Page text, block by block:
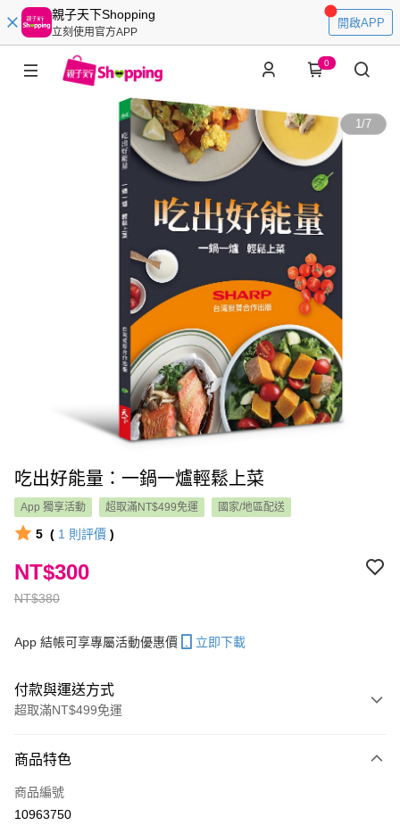
親子天下Shopping
立刻使用官方APP
開啟APP
0
1/7
吃出好能量：一鍋一爐輕鬆上菜
App 獨享活動 超取滿NT$499免運 國家/地區配送
5 ( 1 則評價 )
NT$380
NT$300
App 結帳可享專屬活動優惠價 立即下載
付款與運送方式
超取滿NT$499免運
信用卡一次付款
LINE Pay
商品特色
商品編號
10963750